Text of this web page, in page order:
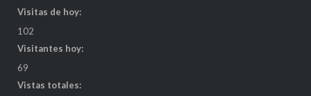
Visitas de hoy:
102
Visitantes hoy:
69
Vistas totales: